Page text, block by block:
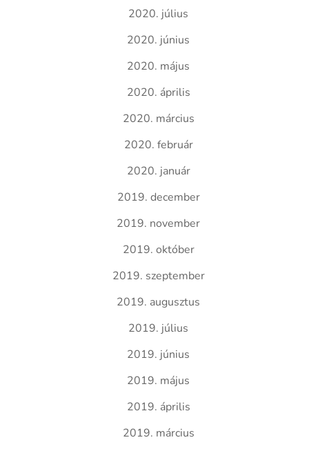
2020. július
2020. június
2020. május
2020. április
2020. március
2020. február
2020. január
2019. december
2019. november
2019. október
2019. szeptember
2019. augusztus
2019. július
2019. június
2019. május
2019. április
2019. március